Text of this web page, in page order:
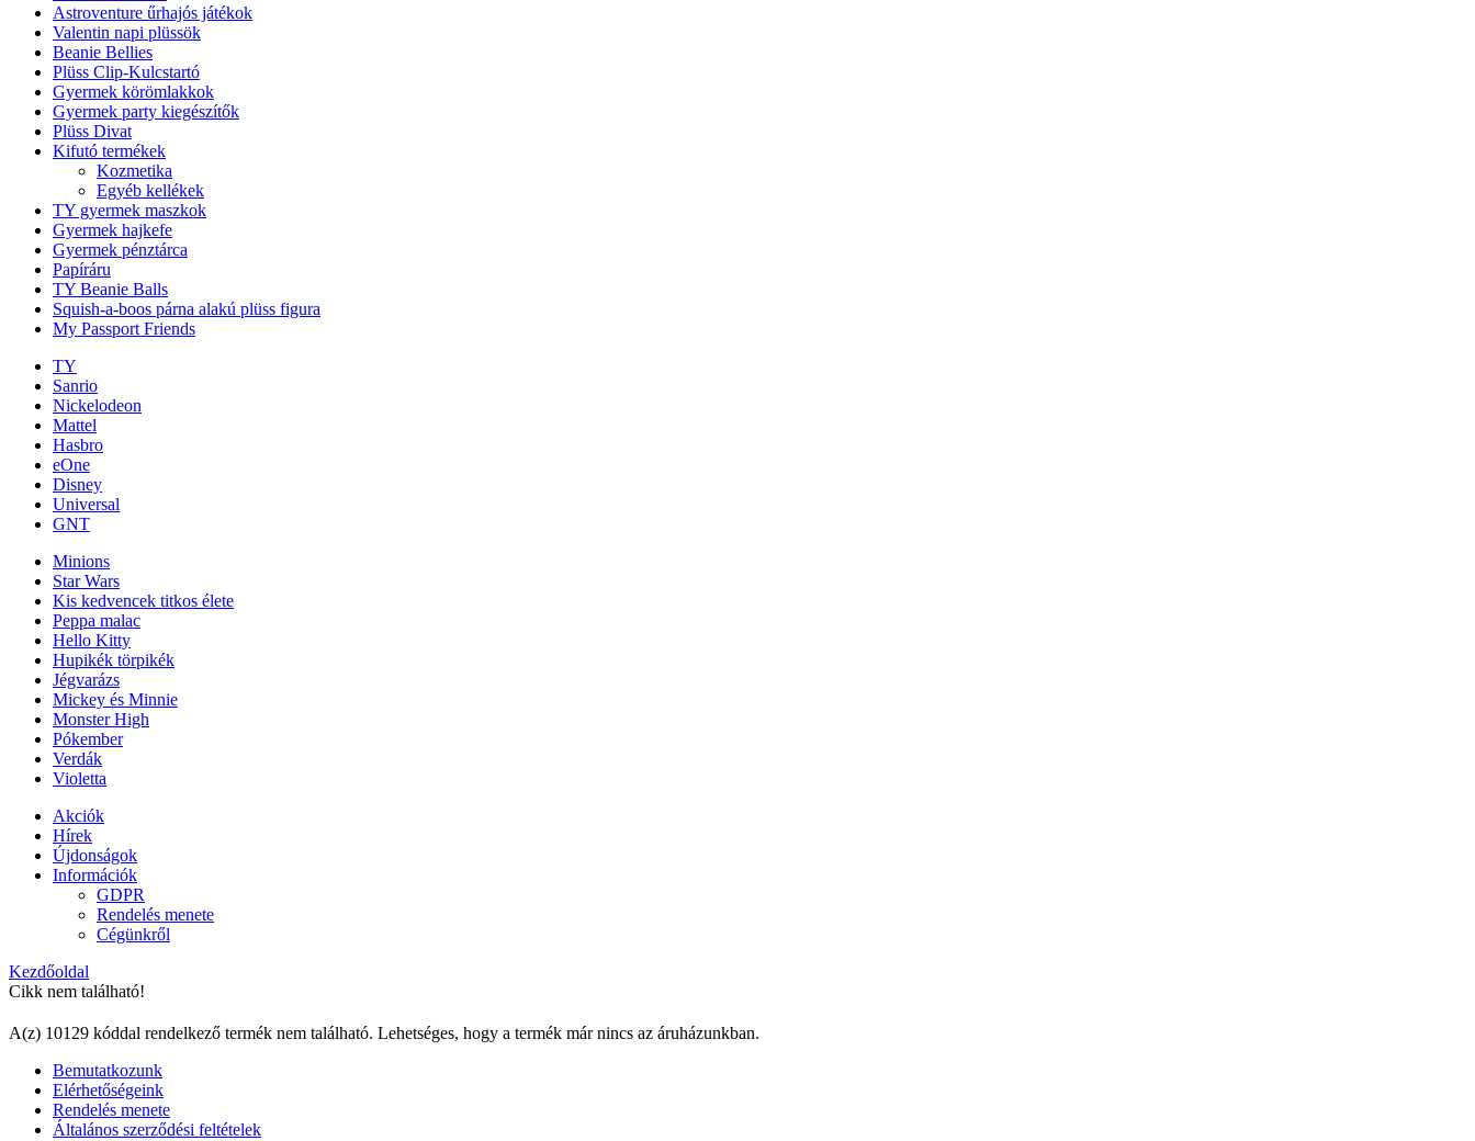
Astroventure űrhajós játékok
Valentin napi plüssök
Beanie Bellies
Plüss Clip-Kulcstartó
Gyermek körömlakkok
Gyermek party kiegészítők
Plüss Divat
Kifutó termékek
Kozmetika
Egyéb kellékek
TY gyermek maszkok
Gyermek hajkefe
Gyermek pénztárca
Papíráru
TY Beanie Balls
Squish-a-boos párna alakú plüss figura
My Passport Friends
TY
Sanrio
Nickelodeon
Mattel
Hasbro
eOne
Disney
Universal
GNT
Minions
Star Wars
Kis kedvencek titkos élete
Peppa malac
Hello Kitty
Hupikék törpikék
Jégvarázs
Mickey és Minnie
Monster High
Pókember
Verdák
Violetta
Akciók
Hírek
Újdonságok
Információk
GDPR
Rendelés menete
Cégünkről
Kezdőoldal
Cikk nem található!
A(z) 10129 kóddal rendelkező termék nem található. Lehetséges, hogy a termék már nincs az áruházunkban.
Bemutatkozunk
Elérhetőségeink
Rendelés menete
Általános szerződési feltételek